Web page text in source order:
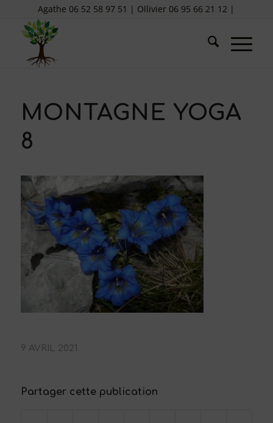
Agathe 06 52 58 97 51 | Ollivier 06 95 66 21 12 |
MONTAGNE YOGA
8
9 AVRIL 2021
Partager cette publication